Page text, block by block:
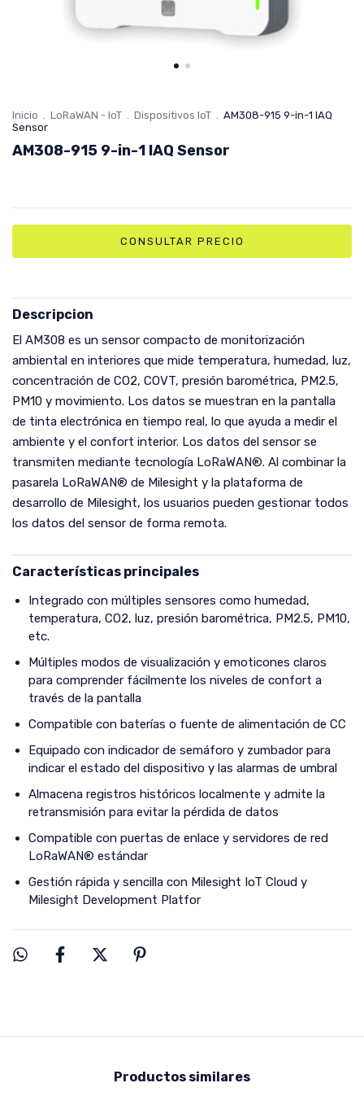
Inicio . LoRaWAN - IoT . Dispositivos IoT . AM308-915 9-in-1 IAQ
Sensor
AM308-915 9-in-1 IAQ Sensor
Descripcion
El AM308 es un sensor compacto de monitorización
ambiental en interiores que mide temperatura, humedad, luz,
concentración de CO2, COVT, presión barométrica, PM2.5,
PM10 y movimiento. Los datos se muestran en la pantalla
de tinta electrónica en tiempo real, lo que ayuda a medir el
ambiente y el confort interior. Los datos del sensor se
transmiten mediante tecnología LoRaWAN®. Al combinar la
pasarela LoRaWAN® de Milesight y la plataforma de
desarrollo de Milesight, los usuarios pueden gestionar todos
los datos del sensor de forma remota.
Características principales
Integrado con múltiples sensores como humedad,
temperatura, CO2, luz, presión barométrica, PM2.5, PM10,
etc.
Múltiples modos de visualización y emoticones claros
para comprender fácilmente los niveles de confort a
través de la pantalla
Compatible con baterías o fuente de alimentación de CC
Equipado con indicador de semáforo y zumbador para
indicar el estado del dispositivo y las alarmas de umbral
Almacena registros históricos localmente y admite la
retransmisión para evitar la pérdida de datos
Compatible con puertas de enlace y servidores de red
LoRaWAN® estándar
Gestión rápida y sencilla con Milesight IoT Cloud y
Milesight Development Platfor
Productos similares